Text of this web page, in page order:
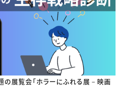
ル×つながる×メディア
展覧会「ホラーにふれる展－映画